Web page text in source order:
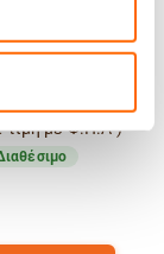
Speaks Italian
κόκκους
€
τιμή με Φ.Π.Α )